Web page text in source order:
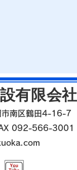
南区鶴田4-16-7
092-566-3001​
有限会社